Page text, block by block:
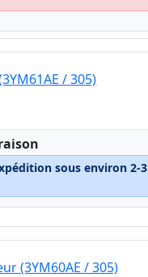
/ 305)
sous environ 2-3
(3YM60AE / 305)